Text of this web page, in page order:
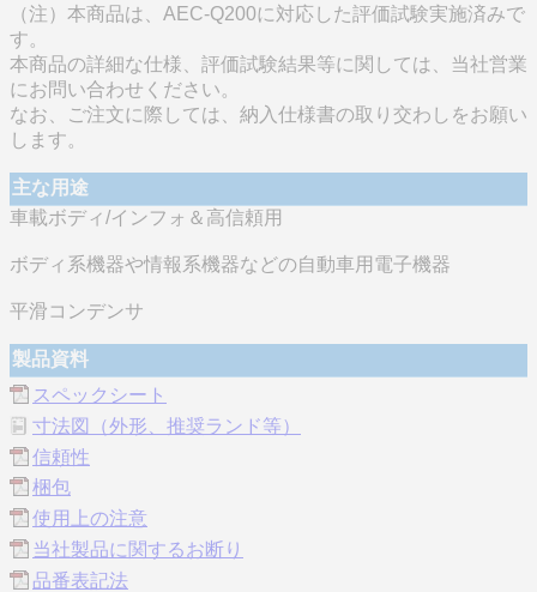
（注）本商品は、AEC-Q200に対応した評価試験実施済みで
す。
本商品の詳細な仕様、評価試験結果等に関しては、当社営業
にお問い合わせください。
なお、ご注文に際しては、納入仕様書の取り交わしをお願い
します。
主な用途
車載ボディ/インフォ＆高信頼用
ボディ系機器や情報系機器などの自動車用電子機器
平滑コンデンサ
製品資料
スペックシート
寸法図（外形、推奨ランド等）
信頼性
梱包
使用上の注意
当社製品に関するお断り
品番表記法